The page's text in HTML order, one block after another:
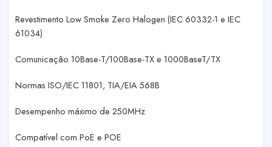
Revestimento Low Smoke Zero Halogen (IEC 60332-1 e IEC
61034)
Comunicação 10Base-T/100Base-TX e 1000BaseT/TX
Normas ISO/IEC 11801, TIA/EIA 568B
Desempenho máximo de 250MHz
Compatível com PoE e POE